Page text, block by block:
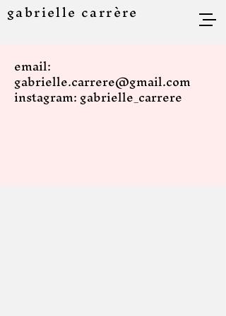
gabrielle carrère
email:
gabrielle.carrere@gmail.com
instagram: gabrielle_carrere